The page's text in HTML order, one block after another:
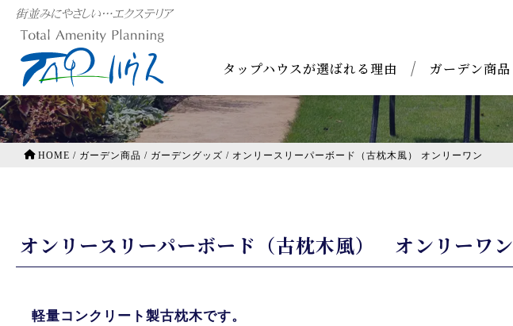
タップハウスが選ばれる理由 ガーデン商品
ガーデン商品
HOME / ガーデン商品 / ガーデングッズ / オンリースリーパーボード（古枕木風） オンリーワン
オンリースリーパーボード（古枕木風） オンリーワン
軽量コンクリート製古枕木です。